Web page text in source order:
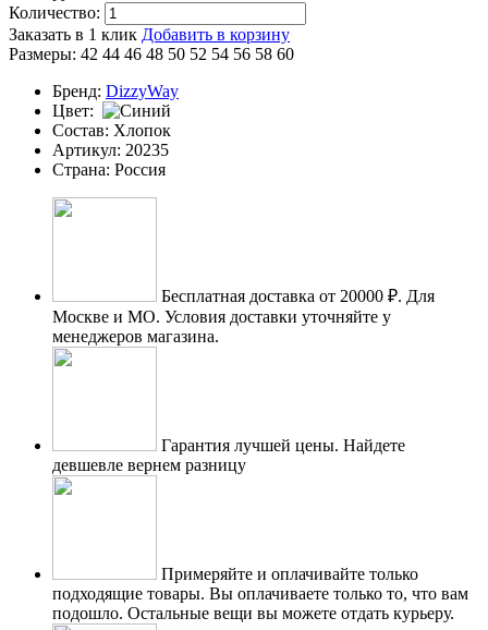
Количество:
Заказать в 1 клик Добавить в корзину
Размеры: 42 44 46 48 50 52 54 56 58 60
Бренд: DizzyWay
Цвет:
Состав: Хлопок
Артикул: 20235
Страна: Россия
Бесплатная доставка от 20000 ₽. Для
Москве и МО. Условия доставки уточняйте у
менеджеров магазина.
Гарантия лучшей цены. Найдете
девшевле вернем разницу
Примеряйте и оплачивайте только
подходящие товары. Вы оплачиваете только то, что вам
подошло. Остальные вещи вы можете отдать курьеру.